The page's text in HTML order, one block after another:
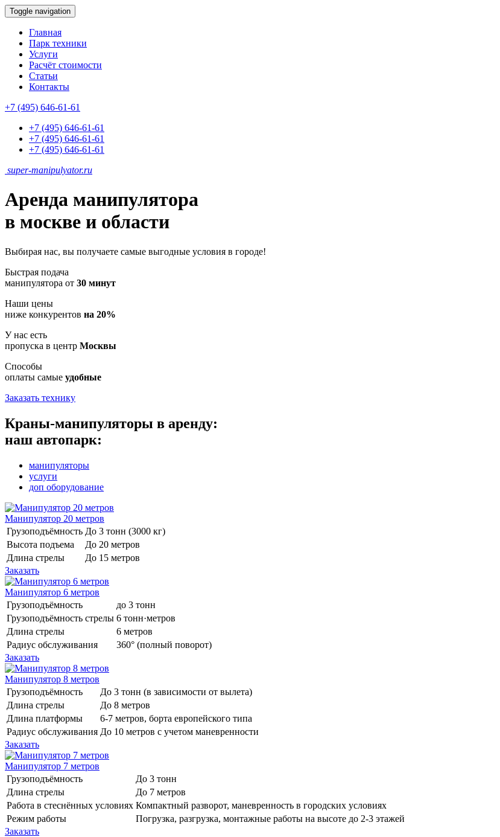
Toggle navigation
Главная
Парк техники
Услуги
Расчёт стоимости
Статьи
Контакты
+7 (495) 646-61-61
+7 (495) 646-61-61
+7 (495) 646-61-61
+7 (495) 646-61-61
super-manipulyator.ru
Аренда манипулятора
в москве и области
Выбирая нас, вы получаете самые выгодные условия в городе!
Быстрая подача
манипулятора от 30 минут
Наши цены
ниже конкурентов на 20%
У нас есть
пропуска в центр Москвы
Способы
оплаты самые удобные
Заказать технику
Краны-манипуляторы в аренду:
наш автопарк:
манипуляторы
услуги
доп оборудование
Манипулятор 20 метров
Грузоподъёмность До 3 тонн (3000 кг)
Высота подъема
До 20 метров
Длина стрелы
До 15 метров
Заказать
Манипулятор 6 метров
Грузоподъёмность
до 3 тонн
Грузоподъёмность стрелы 6 тонн·метров
Длина стрелы
6 метров
Радиус обслуживания
360° (полный поворот)
Заказать
Манипулятор 8 метров
Грузоподъёмность
До 3 тонн (в зависимости от вылета)
Длина стрелы
До 8 метров
Длина платформы
6-7 метров, борта европейского типа
Радиус обслуживания До 10 метров с учетом маневренности
Заказать
Манипулятор 7 метров
Грузоподъёмность
До 3 тонн
Длина стрелы
До 7 метров
Работа в стеснённых условиях Компактный разворот, маневренность в городских условиях
Режим работы
Погрузка, разгрузка, монтажные работы на высоте до 2-3 этажей
Заказать